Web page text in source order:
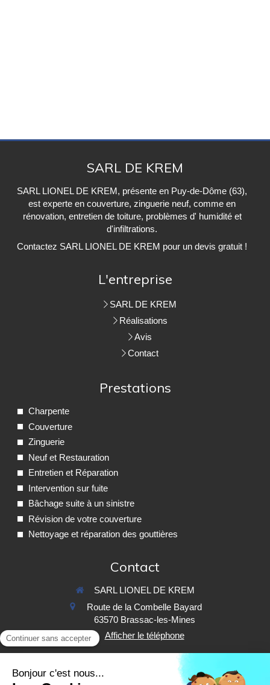
SARL DE KREM
SARL LIONEL DE KREM, présente en Puy-de-Dôme (63),
est experte en couverture, zinguerie neuf, comme en
rénovation, entretien de toiture, problèmes d' humidité et
d'infiltrations.
Contactez SARL LIONEL DE KREM pour un devis gratuit !
L'entreprise
SARL DE KREM
Réalisations
Avis
Contact
Prestations
Charpente
Couverture
Zinguerie
Neuf et Restauration
Entretien et Réparation
Intervention sur fuite
Bâchage suite à un sinistre
Révision de votre couverture
Nettoyage et réparation des gouttières
Contact
SARL LIONEL DE KREM
Route de la Combelle Bayard
63570 Brassac-les-Mines
Afficher le téléphone